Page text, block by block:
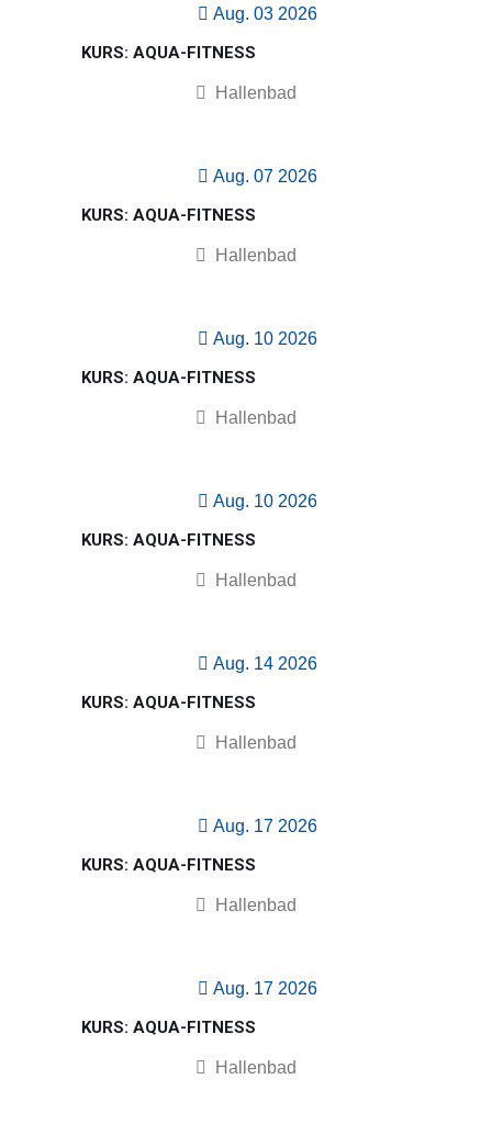
Aug. 03 2026
KURS: AQUA-FITNESS
Hallenbad
Aug. 07 2026
KURS: AQUA-FITNESS
Hallenbad
Aug. 10 2026
KURS: AQUA-FITNESS
Hallenbad
Aug. 10 2026
KURS: AQUA-FITNESS
Hallenbad
Aug. 14 2026
KURS: AQUA-FITNESS
Hallenbad
Aug. 17 2026
KURS: AQUA-FITNESS
Hallenbad
Aug. 17 2026
KURS: AQUA-FITNESS
Hallenbad